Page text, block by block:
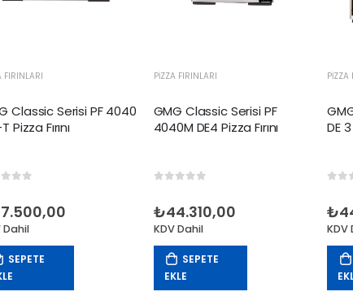
FIRINLARI
Classic Serisi PF 4040
Pizza Fırını
Dahil
SEPETE
PIZZA FIRINLARI
GMG Classic Serisi PF
4040M DE4 Pizza Fırını
₺44.310,00
KDV Dahil
SEPETE
EKLE
PIZZA
DE 3
₺
KDV